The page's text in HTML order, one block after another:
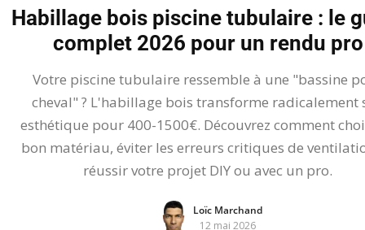
Habillage bois piscine tubulaire : le
complet 2026 pour un rendu pro
Votre piscine tubulaire ressemble à une "bassine
cheval" ? L'habillage bois transforme radicalement
esthétique pour 400-1500€. Découvrez comment
bon matériau, éviter les erreurs critiques de
réussir votre projet DIY ou avec un pro.
Loïc Marchand
12 mai 2026